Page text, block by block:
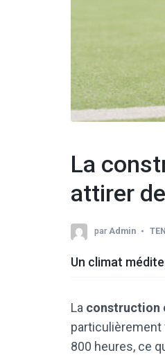
La
attirer
parAdmin
Un climat
La construction
particulièrement
800 heures, ce